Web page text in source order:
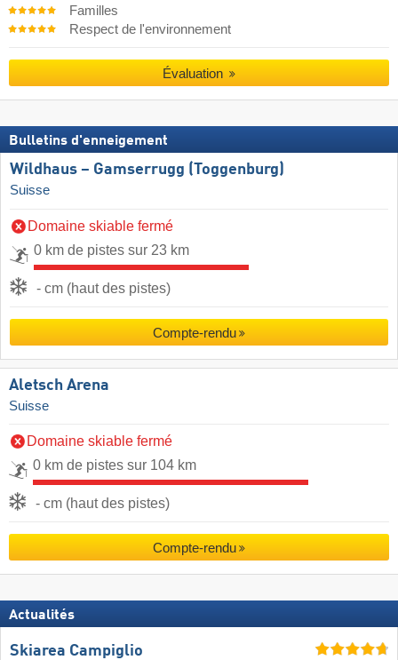
Familles
Respect de l'environnement
Évaluation
Bulletins d'enneigement
Wildhaus – Gamserrugg (Toggenburg)
Suisse
Domaine skiable fermé
0 km de pistes sur 23 km
- cm (haut des pistes)
Compte-rendu
Aletsch Arena
Suisse
Domaine skiable fermé
0 km de pistes sur 104 km
- cm (haut des pistes)
Compte-rendu
Actualités
Skiarea Campiglio